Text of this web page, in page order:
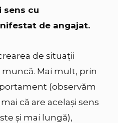
sens cu
de angajat.
de situații
Mai mult, prin
(observăm
că are același sens
și mai lungă),